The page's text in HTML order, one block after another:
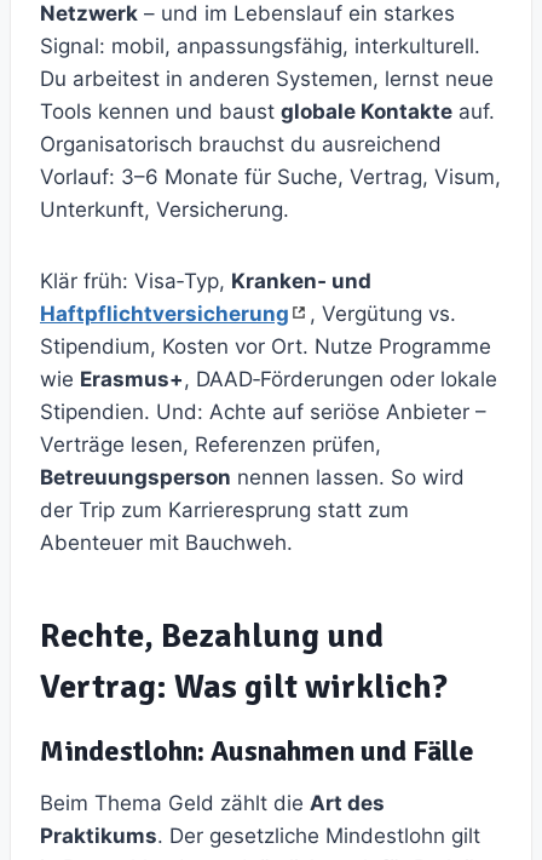
Netzwerk – und im Lebenslauf ein starkes
Signal: mobil, anpassungsfähig, interkulturell.
Du arbeitest in anderen Systemen, lernst neue
Tools kennen und baust globale Kontakte auf.
Organisatorisch brauchst du ausreichend
Vorlauf: 3–6 Monate für Suche, Vertrag, Visum,
Unterkunft, Versicherung.
Klär früh: Visa‑Typ, Kranken‑ und
Haftpflichtversicherung
, Vergütung vs.
Stipendium, Kosten vor Ort. Nutze Programme
wie Erasmus+, DAAD‑Förderungen oder lokale
Stipendien. Und: Achte auf seriöse Anbieter –
Verträge lesen, Referenzen prüfen,
Betreuungsperson nennen lassen. So wird
der Trip zum Karrieresprung statt zum
Abenteuer mit Bauchweh.
Rechte, Bezahlung und
Vertrag: Was gilt wirklich?
Mindestlohn: Ausnahmen und Fälle
Beim Thema Geld zählt die Art des
Praktikums. Der gesetzliche Mindestlohn gilt